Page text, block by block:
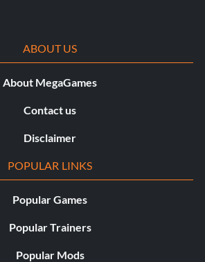
ABOUT US
About MegaGames
Contact us
Disclaimer
POPULAR LINKS
Popular Games
Popular Trainers
Popular Mods